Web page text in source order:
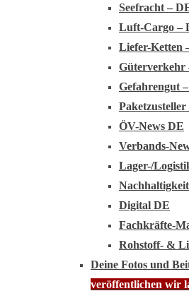
Seefracht –
Luft-Cargo –
Liefer-Ketten
Güterverkehr
Gefahrengut
Paketzusteller
ÖV-News DE
Verbands-
Lager-/
Digital DE
Fachkräfte-
Rohstoff- &
Deine Fotos und
veröffentlichen wir